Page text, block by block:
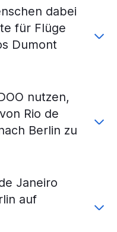
nach Nürnberg
nach Hannover
nach Köln
nach Köln
nach Münster
nach Memmingen
dabei
für Flüge
Dumont
nutzen,
Rio de
Berlin zu
Janeiro
auf